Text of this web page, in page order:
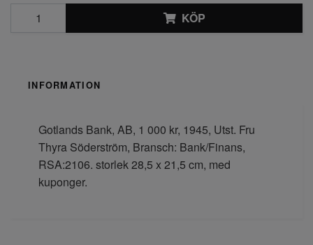
KÖP
INFORMATION
Gotlands Bank, AB, 1 000 kr, 1945, Utst. Fru
Thyra Söderström, Bransch: Bank/Finans,
RSA:2106. storlek 28,5 x 21,5 cm, med
kuponger.